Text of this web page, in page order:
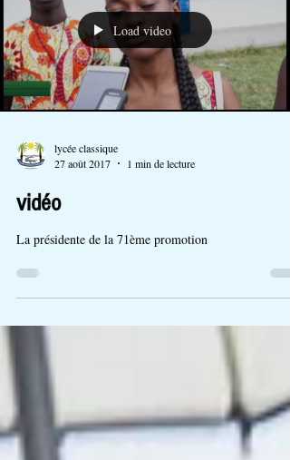
Load video
lycée classique
27 août 2017
1 min de lecture
vidéo
La présidente de la 71ème promotion